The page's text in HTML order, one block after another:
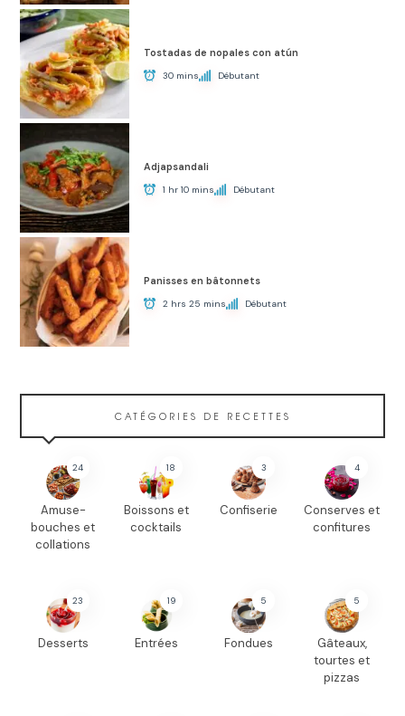
Tostadas de nopales con atún
30 mins Débutant
Adjapsandali
1 hr 10 mins Débutant
Panisses en bâtonnets
2 hrs 25 mins Débutant
CATÉGORIES DE RECETTES
24
Amuse-
bouches et
collations
18
Boissons et
cocktails
3
Confiserie
4
Conserves et
confitures
23
Desserts
19
Entrées
5
Fondues
5
Gâteaux,
tourtes et
pizzas